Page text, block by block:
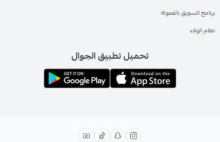
برنامج التسويق بالعمولة
نظام الولاء
تحميل تطبيق الجوال